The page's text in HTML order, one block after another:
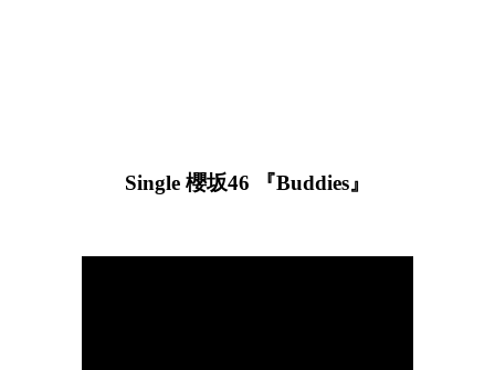
Single 櫻坂46 『Buddies』